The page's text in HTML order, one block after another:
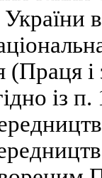
(Праця
із